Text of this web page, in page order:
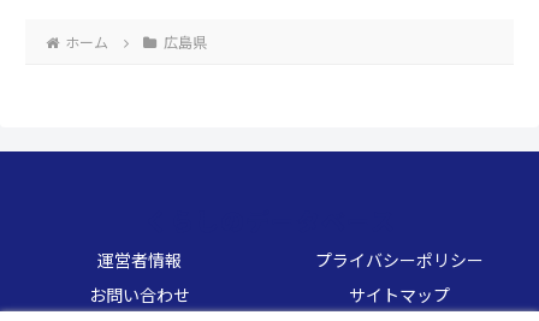
ホーム 広島県
運営者情報
プライバシーポリシー
お問い合わせ
サイトマップ